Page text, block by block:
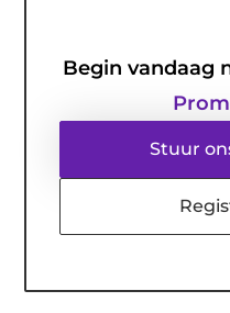
Begin vandaag
Stuur